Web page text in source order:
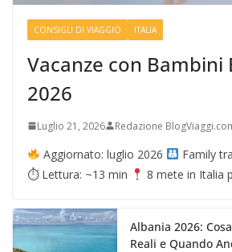
CONSIGLI DI VIAGGIO ITALIA
Vacanze con Bambini
2026
Luglio 21, 2026 Redazione
Aggiornato: luglio 2026
Family
⏱ Lettura: ~13 min
8 mete in Italia
Albania 2026:
Reali e Quando